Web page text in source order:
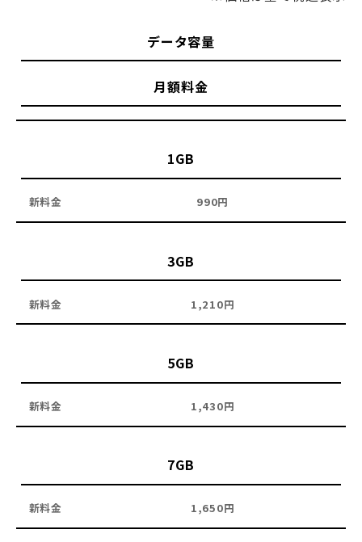
データ容量
月額料金
1GB
990円
3GB
1,210円
5GB
1,430円
7GB
1,650円